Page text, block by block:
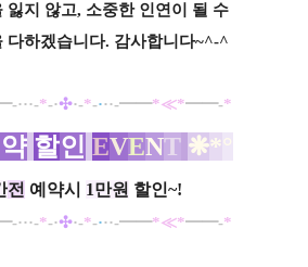
잃지 않고, 소중한 인연이 될 수
다하겠습니다. 감사합니다~^-^
···-*-·✣·-*-···-━━*≪*━━-*
할인 EVENT ❋*
전 예약시 1만원 할인~!
···-*-·✣·-*-···-━━*≪*━━-*